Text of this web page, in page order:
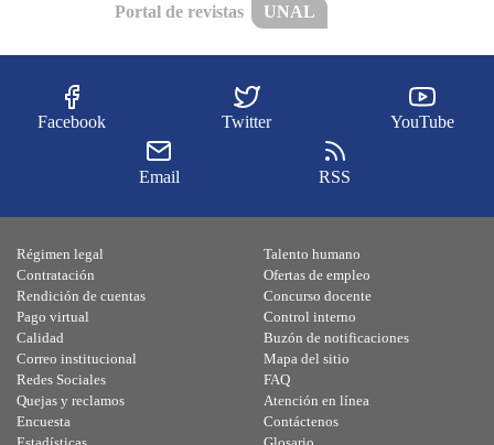
Portal de revistas UNAL
Facebook Twitter YouTube
Email RSS
Régimen legal
Contratación
Rendición de cuentas
Pago virtual
Calidad
Talento humano
Ofertas de empleo
Concurso docente
Control interno
Buzón de notificaciones
Correo institucional
Redes Sociales
Quejas y reclamos
Encuesta
Mapa del sitio
FAQ
Atención en línea
Contáctenos